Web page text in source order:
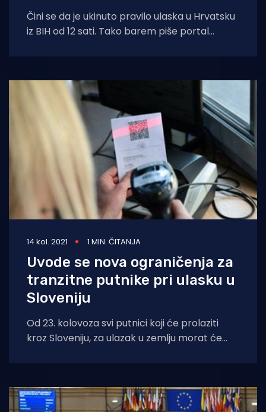
Čini se da je ukinuto pravilo ulaska u Hrvatsku
iz BIH od 12 sati. Tako barem piše portal
14 kol. 2021 1 MIN. ČITANJA
Uvode se nova ograničenja za
tranzitne putnike pri ulasku u
Sloveniju
Od 23. kolovoza svi putnici koji će prolaziti
kroz Sloveniju, za ulazak u zemlju morat će